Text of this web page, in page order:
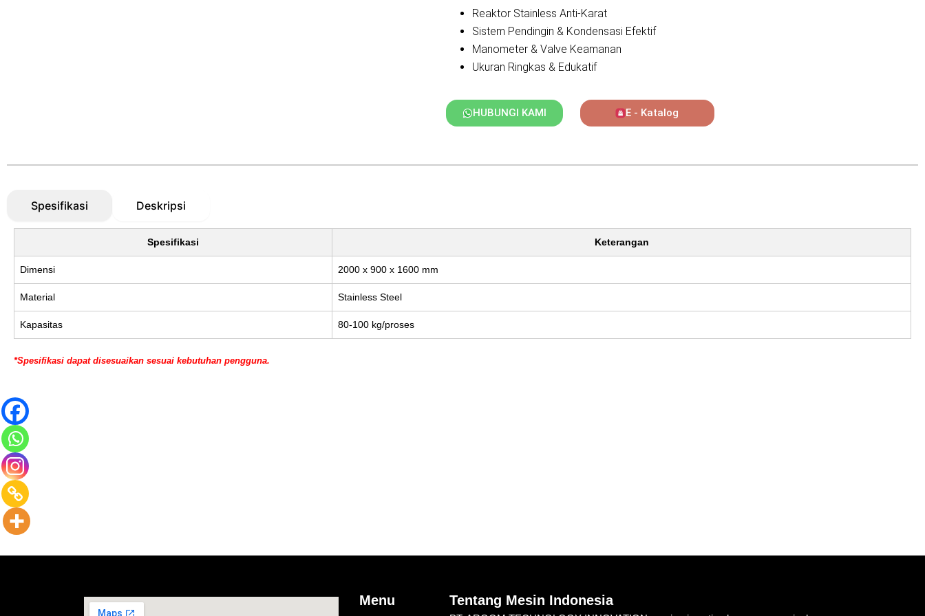
Reaktor Stainless Anti-Karat
Sistem Pendingin & Kondensasi Efektif
Manometer & Valve Keamanan
Ukuran Ringkas & Edukatif
HUBUNGI KAMI E - Katalog
Spesifikasi Deskripsi
Spesifikasi Keterangan
Dimensi 2000 x 900 x 1600 mm
Material Stainless Steel
Kapasitas 80-100 kg/proses
*Spesifikasi dapat disesuaikan sesuai kebutuhan pengguna.
Menu Tentang Mesin Indonesia